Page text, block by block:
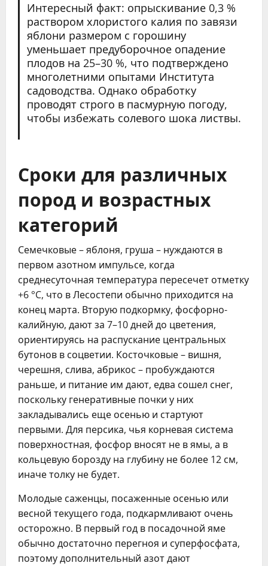
Интересный факт: опрыскивание 0,3 %
раствором хлористого калия по завязи
яблони размером с горошину
уменьшает предуборочное опадение
плодов на 25–30 %, что подтверждено
многолетними опытами Института
садоводства. Однако обработку
проводят строго в пасмурную погоду,
чтобы избежать солевого шока листвы.
Сроки для различных
пород и возрастных
категорий
Семечковые – яблоня, груша – нуждаются в
первом азотном импульсе, когда
среднесуточная температура пересечет отметку
+6 °C, что в Лесостепи обычно приходится на
конец марта. Вторую подкормку, фосфорно-
калийную, дают за 7–10 дней до цветения,
ориентируясь на распускание центральных
бутонов в соцветии. Косточковые – вишня,
черешня, слива, абрикос – пробуждаются
раньше, и питание им дают, едва сошел снег,
поскольку генеративные почки у них
закладывались еще осенью и стартуют
первыми. Для персика, чья корневая система
поверхностная, фосфор вносят не в ямы, а в
кольцевую борозду на глубину не более 12 см,
иначе толку не будет.
Молодые саженцы, посаженные осенью или
весной текущего года, подкармливают очень
осторожно. В первый год в посадочной яме
обычно достаточно перегноя и суперфосфата,
поэтому дополнительный азот дают